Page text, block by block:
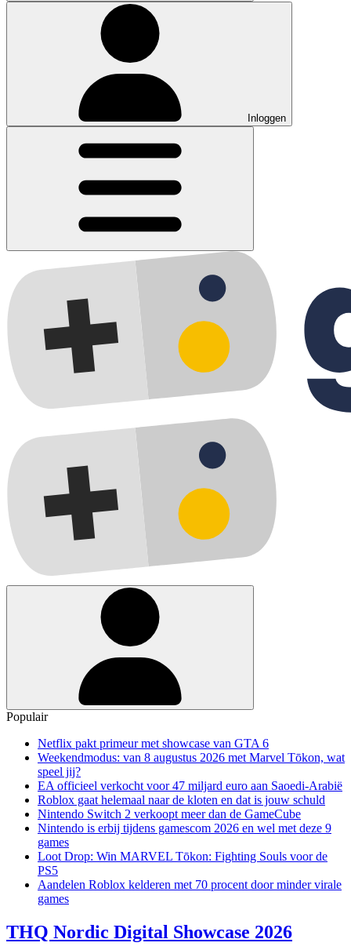
Inloggen
Populair
Netflix pakt primeur met showcase van GTA 6
Weekendmodus: van 8 augustus 2026 met Marvel Tōkon, wat
speel jij?
EA officieel verkocht voor 47 miljard euro aan Saoedi-Arabië
Roblox gaat helemaal naar de kloten en dat is jouw schuld
Nintendo Switch 2 verkoopt meer dan de GameCube
Nintendo is erbij tijdens gamescom 2026 en wel met deze 9
games
Loot Drop: Win MARVEL Tōkon: Fighting Souls voor de
PS5
Aandelen Roblox kelderen met 70 procent door minder virale
games
THQ Nordic Digital Showcase 2026